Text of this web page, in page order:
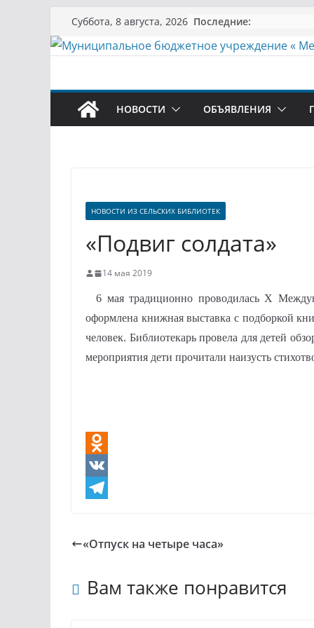
Перейти
к
содержимому
Суббота, 8 августа, 2026 Последние:
НОВОСТИ ОБЪЯВЛЕНИЯ
НОВОСТИ ИЗ СЕЛЬСКИХ БИБЛИОТЕК
«Подвиг солдата»
14 мая 2019
6 мая традиционно проводилась X
оформлена книжная выставка с подборкой
человек. Библиотекарь провела для детей
мероприятия дети прочитали наизусть
O
d
V
e
«Отпуск на четыре часа»
Вам также понравится